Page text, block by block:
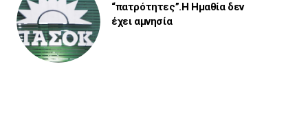
“πατρότητες”.Η Ημαθία δεν
έχει αμνησία